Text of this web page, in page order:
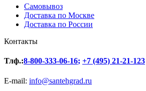
Самовывоз
Доставка по Москве
Доставка по России
Контакты
Тлф.:8-800-333-06-16; +7 (495) 21-21-123
E-mail: info@santehgrad.ru